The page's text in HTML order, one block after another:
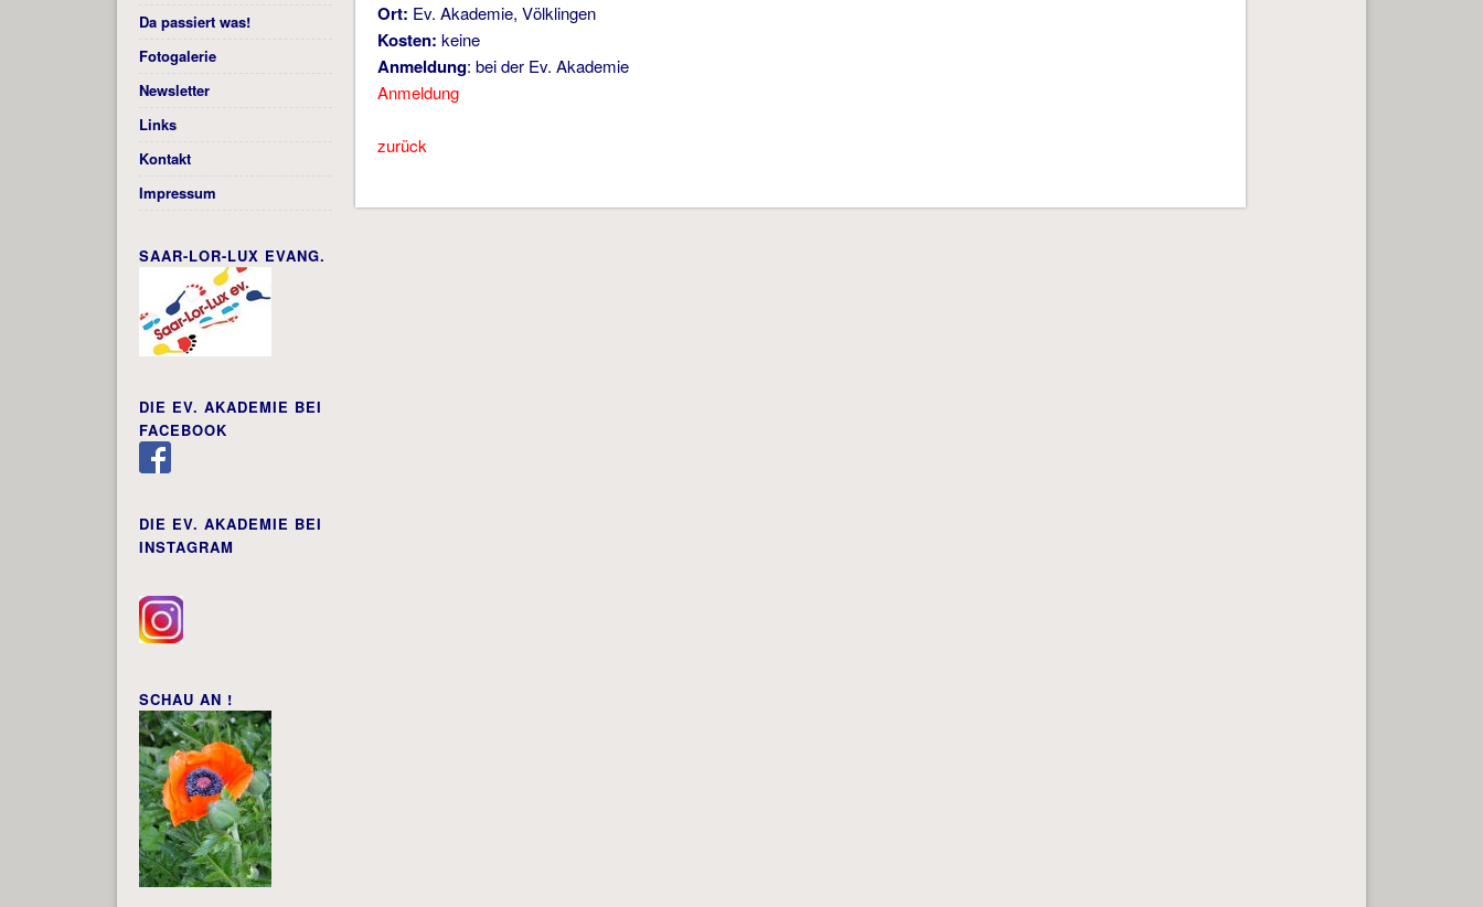
Ort: Ev. Akademie, Völklingen
Kosten: keine
Anmeldung: bei der Ev. Akademie
Anmeldung
zurück
Da passiert was!
Fotogalerie
Newsletter
Links
Kontakt
Impressum
SAAR-LOR-LUX EVANG.
DIE EV. AKADEMIE BEI
FACEBOOK
DIE EV. AKADEMIE BEI
INSTAGRAM
SCHAU AN !